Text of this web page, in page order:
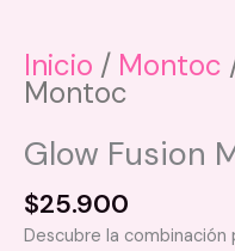
Inicio / Montoc
Montoc
Glow Fusion
$25.900
Descubre la